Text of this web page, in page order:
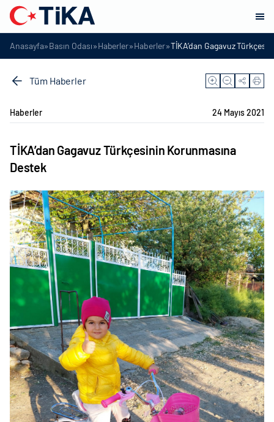
Anasayfa»Basın Odası»Haberler»Haberler»TİKA’dan Gagavuz
Tüm Haberler
Haberler 24 Mayıs 2021
TİKA’dan Gagavuz Türkçesinin Korunmasına
Destek